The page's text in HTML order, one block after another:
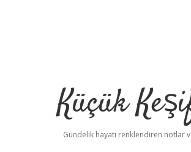
Küçük
Gündelik hayatı renklendiren notlar